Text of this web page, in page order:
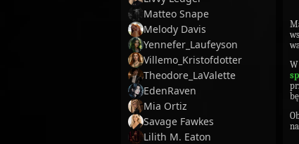
Matteo Snape
Melody Davis
Yennefer_Laufeyson
Villemo_Kristofdotter
Theodore_LaValette
EdenRaven
Mia Ortiz
Savage Fawkes
Lilith M. Eaton